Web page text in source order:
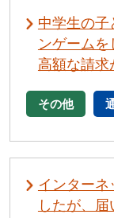
中学生の子
ンゲーム
高額な請求
その他
インターネ
したが、